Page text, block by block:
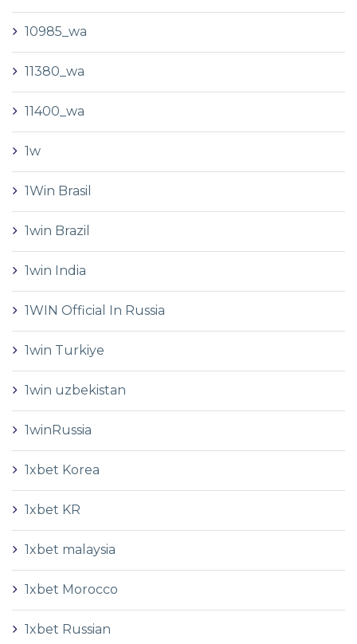
10985_wa
11380_wa
11400_wa
1w
1Win Brasil
1win Brazil
1win India
1WIN Official In Russia
1win Turkiye
1win uzbekistan
1winRussia
1xbet Korea
1xbet KR
1xbet malaysia
1xbet Morocco
1xbet Russian